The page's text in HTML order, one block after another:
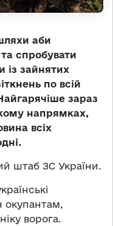
аби
спробувати
із зайнятих
по всій
зараз
напрямках,
всіх
штаб ЗС України.
окупантам,
ворога.